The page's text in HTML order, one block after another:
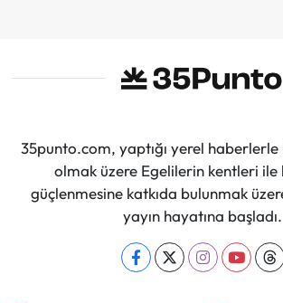
35punto.com, yaptığı yerel
olmak üzere Egelilerin kentleri ile
güçlenmesine katkıda bulunmak
yayın hayatına başladı.